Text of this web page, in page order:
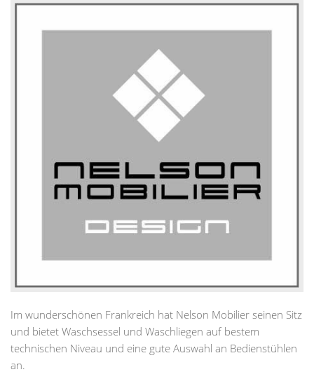
Im wunderschönen Frankreich hat Nelson Mobilier seinen Sitz
und bietet Waschsessel und Waschliegen auf bestem
technischen Niveau und eine gute Auswahl an Bedienstühlen
an.